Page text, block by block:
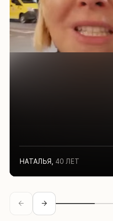
НАТАЛЬЯ, 40 ЛЕТ